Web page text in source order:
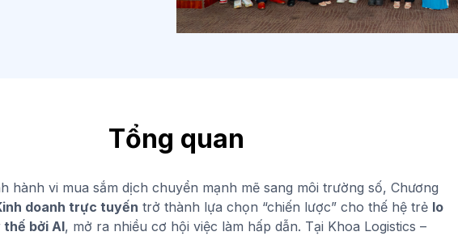
Tổng quan
hành vi mua sắm dịch chuyển mạnh mẽ sang môi trường số, Chương
doanh trực tuyến trở thành lựa chọn “chiến lược” cho thế hệ trẻ lo
thế bởi AI, mở ra nhiều cơ hội việc làm hấp dẫn. Tại Khoa Logistics –